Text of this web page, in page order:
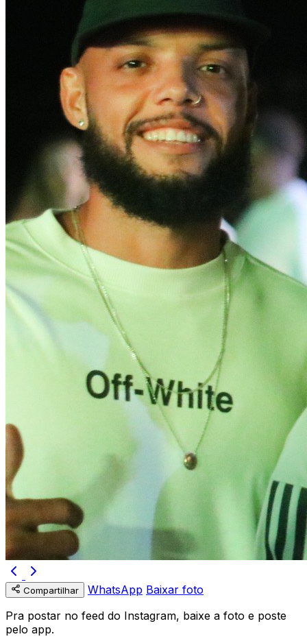
Compartilhar WhatsApp Baixar foto
Pra postar no feed do Instagram, baixe a foto e poste
pelo app.